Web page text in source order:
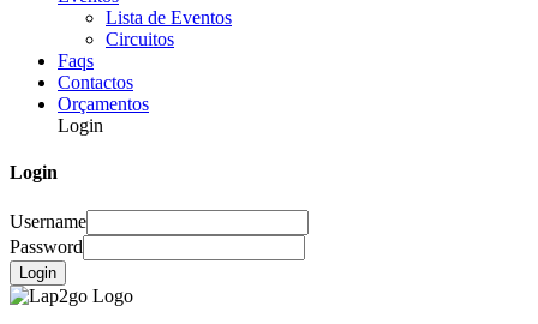
Lista de Eventos
Circuitos
Faqs
Contactos
Orçamentos
Login
Login
Username
Password
Login